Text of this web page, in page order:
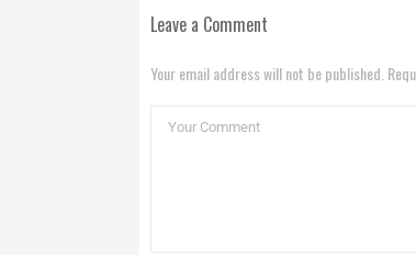
Leave a Comment
Your email address will not be published.